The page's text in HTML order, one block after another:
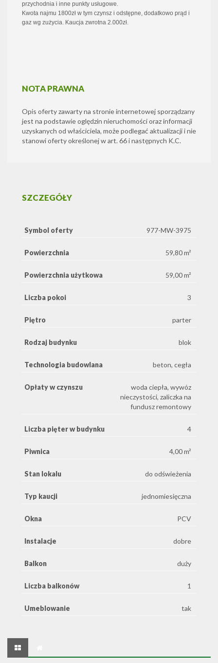
przychodnia i inne punkty usługowe.
Kwota najmu 1800zł w tym czynsz i odstępne, dodatkowo prąd i
gaz wg zużycia. Kaucja zwrotna 2.000zł.
NOTA PRAWNA
Opis oferty zawarty na stronie internetowej sporządzany
jest na podstawie oględzin nieruchomości oraz informacji
uzyskanych od właściciela, może podlegać aktualizacji i nie
stanowi oferty określonej w art. 66 i następnych K.C.
SZCZEGÓŁY
Symbol oferty 977-MW-3975
Powierzchnia 59,80 m²
Powierzchnia użytkowa 59,00 m²
Liczba pokoi 3
Piętro parter
Rodzaj budynku blok
Technologia budowlana beton, cegła
Opłaty w czynszu
woda ciepła, wywóz
nieczystości, zaliczka na
fundusz remontowy
Liczba pięter w budynku 4
Piwnica 4,00 m²
Stan lokalu do odświeżenia
Typ kaucji jednomiesięczna
Okna PCV
Instalacje dobre
Balkon duży
Liczba balkonów 1
Umeblowanie tak